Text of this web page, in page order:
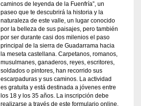
caminos de leyenda de la Fuenfría”, un
paseo que te descubrirá la historia y la
naturaleza de este valle, un lugar conocido
por la belleza de sus paisajes, pero también
por ser durante casi dos milenios el paso
principal de la sierra de Guadarrama hacia
la meseta castellana. Carpetanos, romanos,
musulmanes, ganaderos, reyes, escritores,
soldados o pintores, han recorrido sus
escarpaduras y sus caminos. La actividad
es gratuita y está destinada a jóvenes entre
los 18 y los 35 años. La inscripción debe
realizarse a través de este formulario online.